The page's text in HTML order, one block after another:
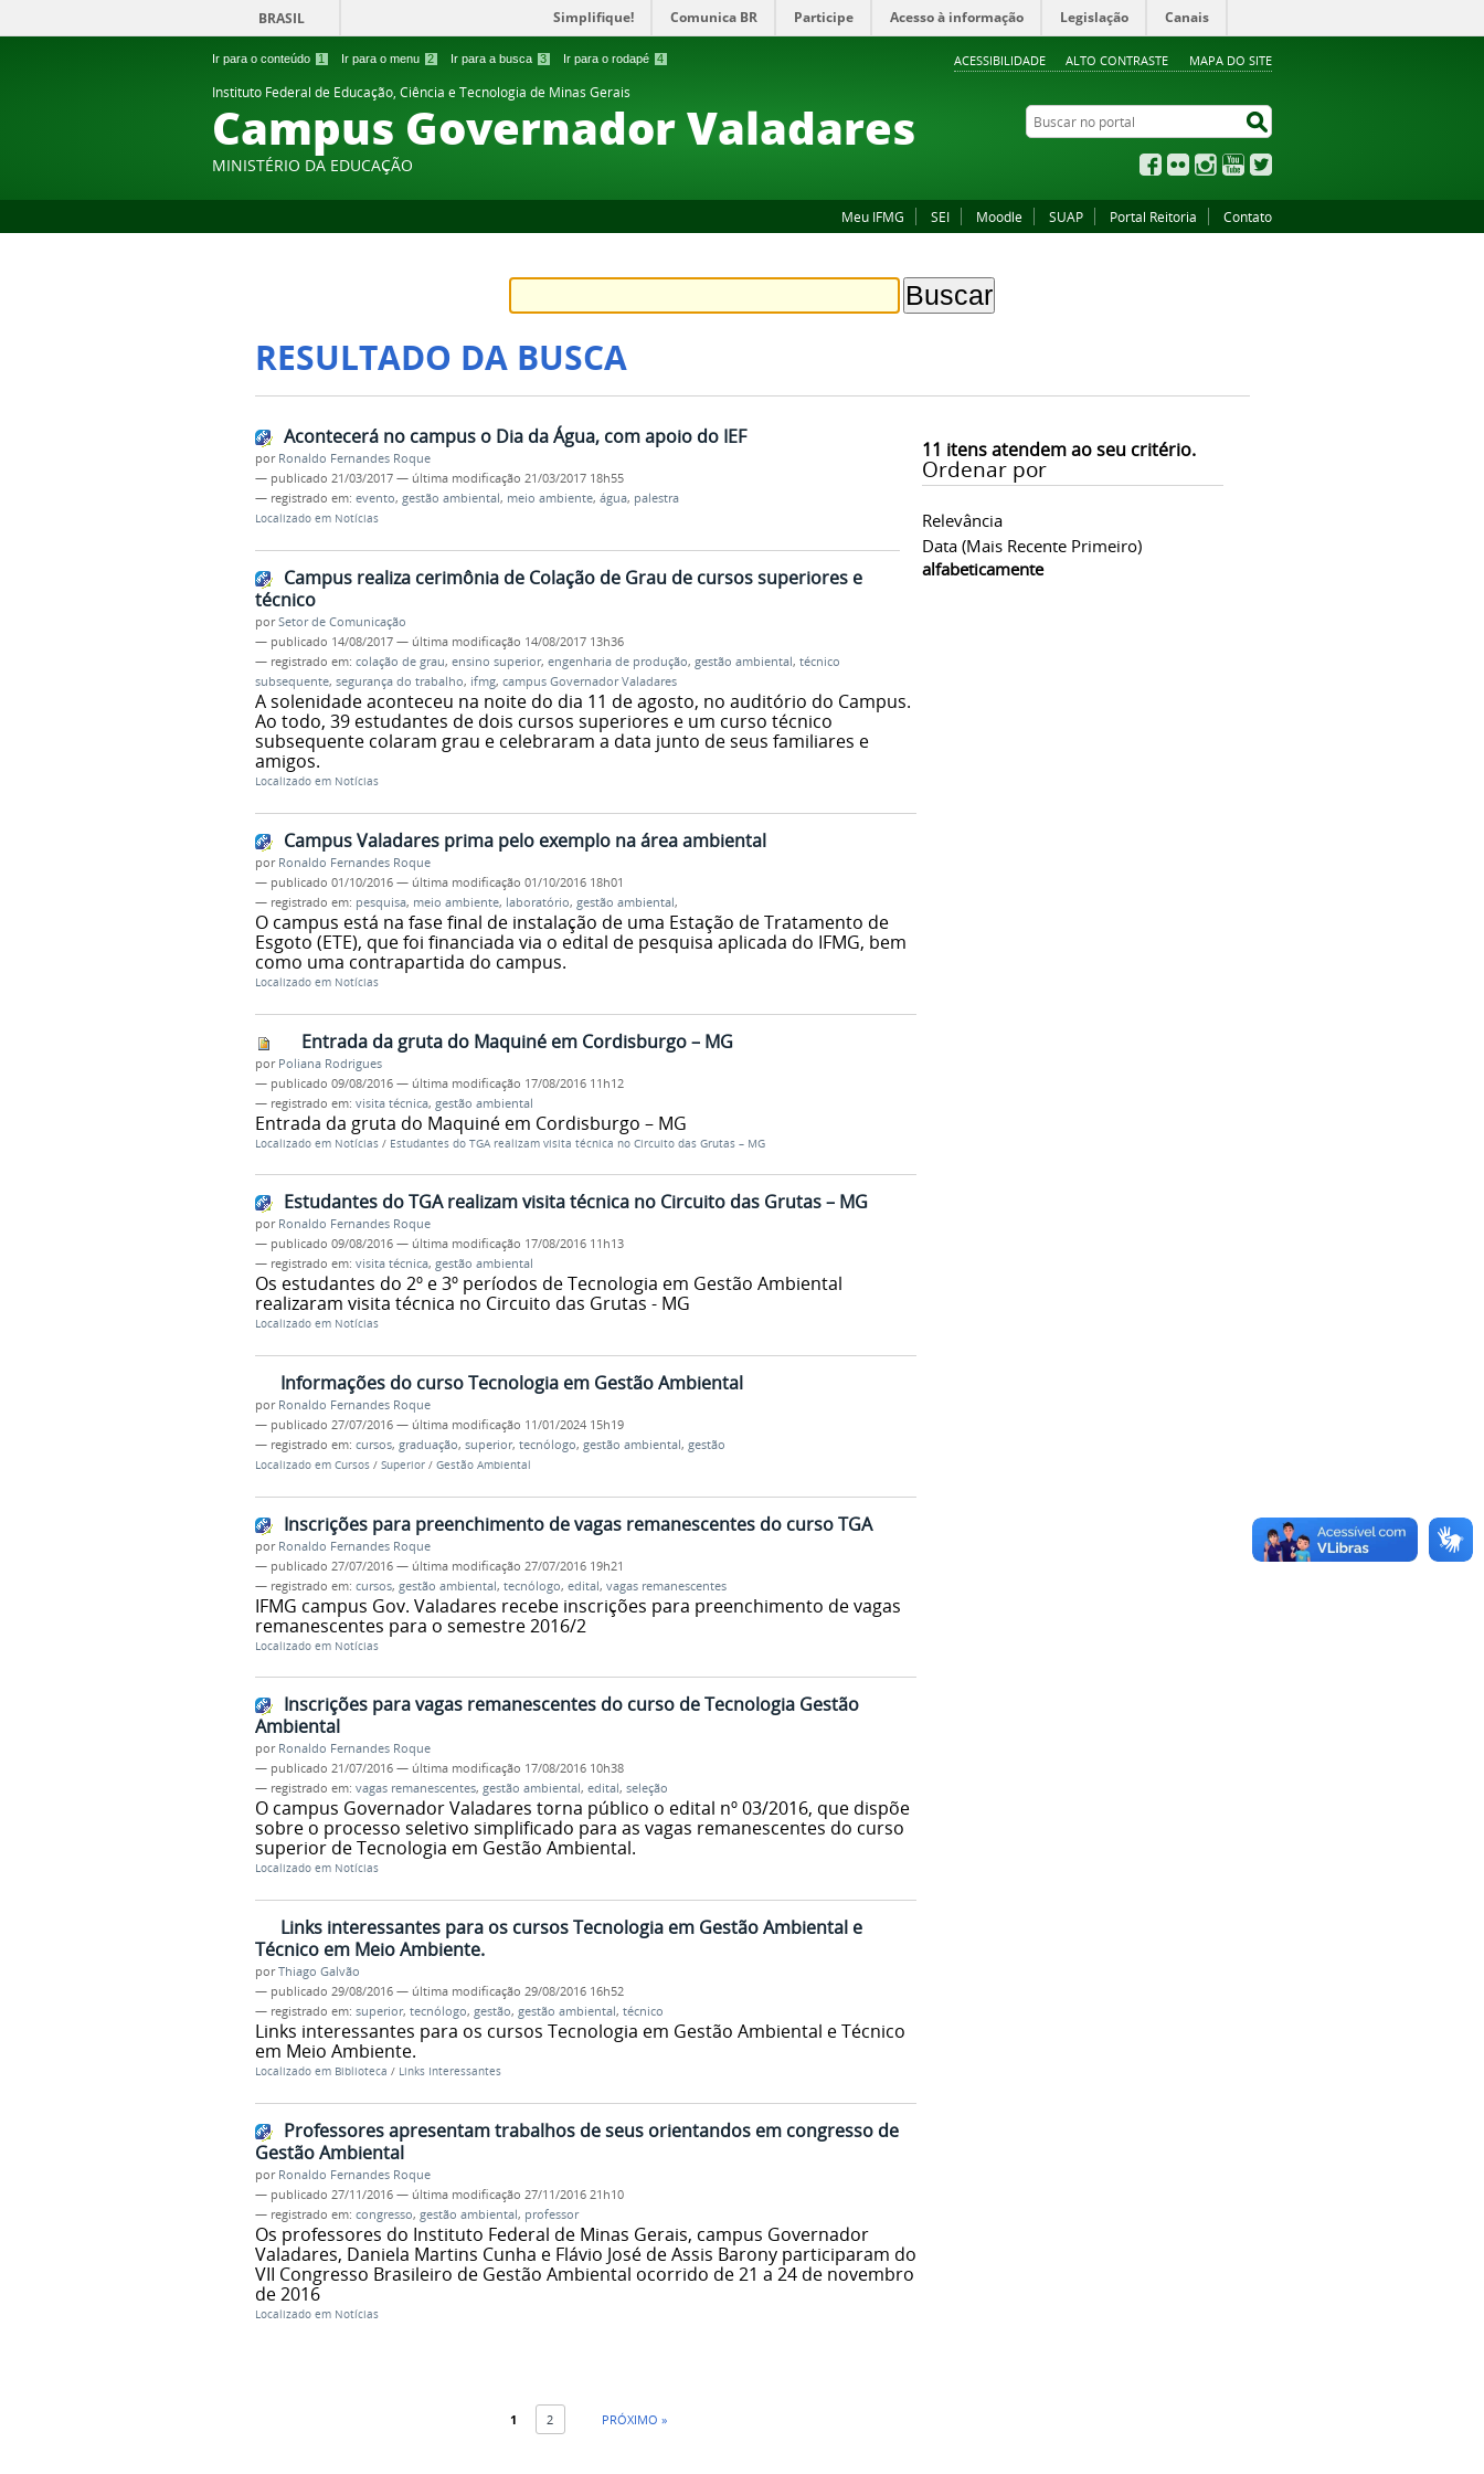
Ir para o conteúdo 1 Ir para o menu 2 Ir para a busca 3 Ir para o rodapé 4 ACESSIBILIDADE ALTO CONTRASTE MAPA DO SITE
BRASIL Simplifique! Comunica BR Participe Acesso à informação Legislação Canais
Instituto Federal de Educação, Ciência e Tecnologia de Minas Gerais
Campus Governador Valadares
MINISTÉRIO DA EDUCAÇÃO
Buscar no portal
Facebook
Flickr InstagramYouTube
Meu IFMG SEI Moodle SUAP Portal Reitoria Contato
RESULTADO DA BUSCA
11 itens atendem ao seu critério.
Ordenar por
Relevância
Data (mais Recente Primeiro)
alfabeticamente
Acontecerá no campus o Dia da Água, com apoio do IEF
por Ronaldo Fernandes Roque
— publicado 21/03/2017 — última modificação 21/03/2017 18h55
— registrado em: evento, gestão ambiental, meio ambiente, água, palestra
Localizado em Notícias
Campus realiza cerimônia de Colação de Grau de cursos superiores e
técnico
porSetor de Comunicação
— publicado 14/08/2017 — última modificação 14/08/2017 13h36
— registrado em: colação de grau, ensino superior, engenharia de produção, gestão ambiental, técnico
subsequente, segurança do trabalho, ifmg, campus Governador Valadares
A solenidade aconteceu na noite do dia 11 de agosto, no auditório do Campus.
Ao todo, 39 estudantes de dois cursos superiores e um curso técnico
subsequente colaram grau e celebraram a data junto de seus familiares e
amigos.
Localizado em Notícias
Campus Valadares prima pelo exemplo na área ambiental
por Ronaldo Fernandes Roque
— publicado 01/10/2016 — última modificação 01/10/2016 18h01
— registrado em: pesquisa, meio ambiente, laboratório, gestão ambiental,
O campus está na fase final de instalação de uma Estação de Tratamento de
Esgoto (ETE), que foi financiada via o edital de pesquisa aplicada do IFMG, bem
como uma contrapartida do campus.
Localizado em Notícias
Entrada da gruta do Maquiné em Cordisburgo – MG
por Poliana Rodrigues
— publicado 09/08/2016 — última modificação 17/08/2016 11h12
— registrado em: visita técnica, gestão ambiental
Entrada da gruta do Maquiné em Cordisburgo – MG
Localizado em Notícias / Estudantes do TGA realizam visita técnica no Circuito das Grutas – MG
Estudantes do TGA realizam visita técnica no Circuito das Grutas – MG
por Ronaldo Fernandes Roque
— publicado 09/08/2016 — última modificação 17/08/2016 11h13
— registrado em: visita técnica, gestão ambiental
Os estudantes do 2º e 3º períodos de Tecnologia em Gestão Ambiental
realizaram visita técnica no Circuito das Grutas - MG
Localizado em Notícias
Informações do curso Tecnologia em Gestão Ambiental
por Ronaldo Fernandes Roque
— publicado 27/07/2016 — última modificação 11/01/2024 15h19
— registrado em: cursos, graduação, superior, tecnólogo, gestão ambiental, gestão
Localizado em Cursos / Superior / Gestão Ambiental
Inscrições para preenchimento de vagas remanescentes do curso TGA
por Ronaldo Fernandes Roque
— publicado 27/07/2016 — última modificação 27/07/2016 19h21
— registrado em: cursos, gestão ambiental, tecnólogo, edital, vagas remanescentes
IFMG campus Gov. Valadares recebe inscrições para preenchimento de vagas
remanescentes para o semestre 2016/2
Localizado em Notícias
Inscrições para vagas remanescentes do curso de Tecnologia Gestão
Ambiental
por Ronaldo Fernandes Roque
— publicado 21/07/2016 — última modificação 17/08/2016 10h38
— registrado em: vagas remanescentes, gestão ambiental, edital, seleção
O campus Governador Valadares torna público o edital nº 03/2016, que dispõe
sobre o processo seletivo simplificado para as vagas remanescentes do curso
superior de Tecnologia em Gestão Ambiental.
Localizado em Notícias
Links interessantes para os cursos Tecnologia em Gestão Ambiental e
Técnico em Meio Ambiente.
porThiago Galvão
— publicado 29/08/2016 — última modificação 29/08/2016 16h52
— registrado em: superior, tecnólogo, gestão, gestão ambiental, técnico
Links interessantes para os cursos Tecnologia em Gestão Ambiental e Técnico
em Meio Ambiente.
Localizado em Biblioteca / Links Interessantes
Professores apresentam trabalhos de seus orientandos em congresso de
Gestão Ambiental
por Ronaldo Fernandes Roque
— publicado 27/11/2016 — última modificação 27/11/2016 21h10
— registrado em: congresso, gestão ambiental, professor
Os professores do Instituto Federal de Minas Gerais, campus Governador
Valadares, Daniela Martins Cunha e Flávio José de Assis Barony participaram do
VII Congresso Brasileiro de Gestão Ambiental ocorrido de 21 a 24 de novembro
de 2016
Localizado em Notícias
1 2 PRÓXIMO »